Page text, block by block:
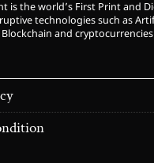
is the world’s First Print and
technologies such as
Blockchain and